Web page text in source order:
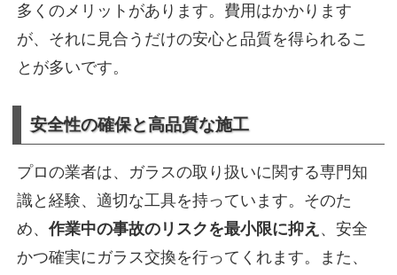
多くのメリットがあります。費用はかかります
が、それに見合うだけの安心と品質を得られるこ
とが多いです。
安全性の確保と高品質な施工
プロの業者は、ガラスの取り扱いに関する専門知
識と経験、適切な工具を持っています。そのた
め、作業中の事故のリスクを最小限に抑え 、安全
かつ確実にガラス交換を行ってくれます。また、